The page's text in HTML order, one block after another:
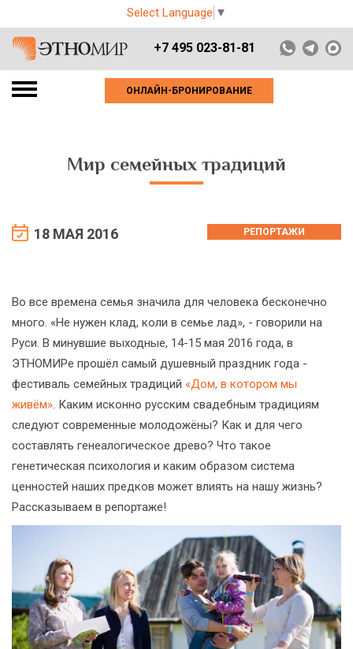
Select Language ▼
+7 495 023-81-81
ОНЛАЙН-БРОНИРОВАНИЕ
Мир семейных традиций
18 МАЯ 2016 РЕПОРТАЖИ
Во все времена семья значила для человека бесконечно
много. «Не нужен клад, коли в семье лад», - говорили на
Руси. В минувшие выходные, 14-15 мая 2016 года, в
ЭТНОМИРе прошёл самый душевный праздник года -
фестиваль семейных традиций «Дом, в котором мы
живём». Каким исконно русским свадебным традициям
следуют современные молодожёны? Как и для чего
составлять генеалогическое древо? Что такое
генетическая психология и каким образом система
ценностей наших предков может влиять на нашу жизнь?
Рассказываем в репортаже!